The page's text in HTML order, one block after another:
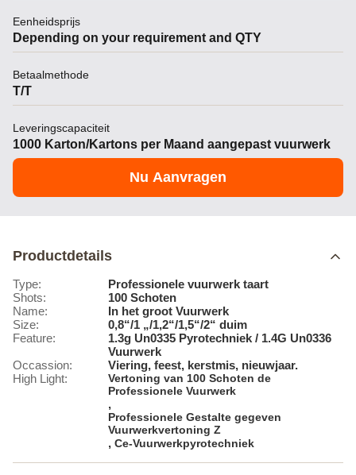
Eenheidsprijs
Depending on your requirement and QTY
Betaalmethode
T/T
Leveringscapaciteit
1000 Karton/Kartons per Maand aangepast vuurwerk
Nu Aanvragen
Productdetails
Type:
Professionele vuurwerk taart
Shots:
100 Schoten
Name:
In het groot Vuurwerk
Size:
0,8“/1 „/1,2“/1,5“/2“ duim
Feature:
1.3g Un0335 Pyrotechniek / 1.4G Un0336
Vuurwerk
Occassion:
Viering, feest, kerstmis, nieuwjaar.
High Light:
Vertoning van 100 Schoten de
Professionele Vuurwerk
,
Professionele Gestalte gegeven
Vuurwerkvertoning Z
, Ce-Vuurwerkpyrotechniek